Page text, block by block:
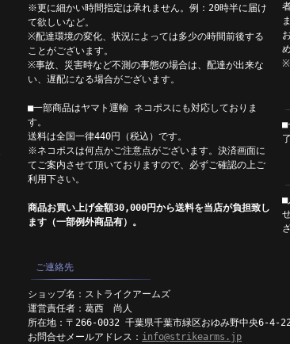
※更に細かい時間指定は承れません。例：20時半に届け
て欲しいなど。
※配達環境の変化、状況によっては多少の時間前後する
ことがございます。
※事故、災害時など不測の事態の場合は、配達が出来な
い、遅配になる場合がございます。
■一部商品はヤマト運輸 ネコポスにも対応しておりま
す。
送料は全国一律440円（税込）です。
※ネコポスは何点かご注意点がございます。決済画面に
てご案内させて頂いておりますので、必ずご確認の上ご
利用下さい。
商品お買い上げ金額30,000円から送料を当店が負担致し
ます（一部例外商品有）。
※
■
■
ご連絡先
ショップ名：ストライクアームズ
運営責任者：葛西 尚人
所在地：〒266-0032 千葉県千葉市緑区おゆみ野中央6-4-
お問合せメールアドレス： info@strikearms.jp